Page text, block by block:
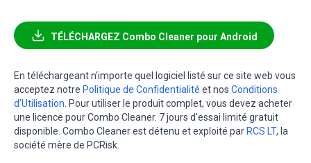
TÉLÉCHARGEZ Combo Cleaner pour Android
En téléchargeant n'importe quel logiciel listé sur ce site web vous
acceptez notre Politique de Confidentialité et nos Conditions
d’Utilisation. Pour utiliser le produit complet, vous devez acheter
une licence pour Combo Cleaner. 7 jours d’essai limité gratuit
disponible. Combo Cleaner est détenu et exploité par RCS LT, la
société mère de PCRisk.